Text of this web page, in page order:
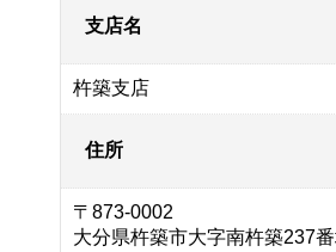
支店名
杵築支店
住所
〒873-0002
大分県杵築市大字南杵築237